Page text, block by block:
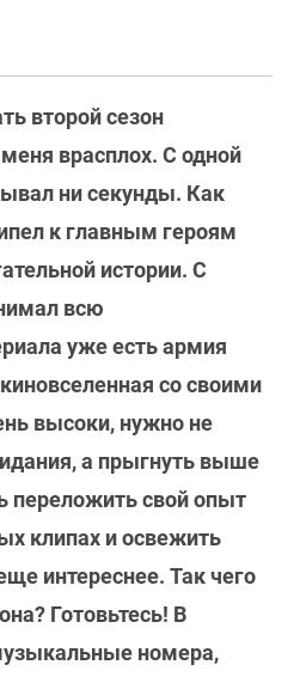
второй сезон
врасплох. С одной
ни секунды. Как
к главным героям
истории. С
всю
уже есть армия
со своими
высоки, нужно не
а прыгнуть выше
переложить свой опыт
клипах и освежить
интереснее. Так чего
Готовьтесь! В
номера,